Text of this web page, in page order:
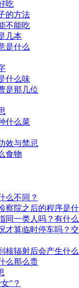
吃
的方法
不能吃
几本
是什么
什么味
是那几位
什么菜
效与禁忌
食物
么不同？
察院之后的程序是什
同一类人吗？有什
才算临时停车吗？
核辐射后会产生什
么那么贵
”？